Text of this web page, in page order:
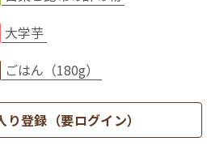
大学芋
ごはん（180g）
り登録（要ログイン）